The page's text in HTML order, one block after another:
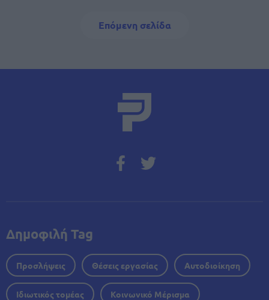
Next page
Επόμενη σελίδα
Δημοφιλή Tag
Προσλήψεις Θέσεις εργασίας Αυτοδιοίκηση
Ιδιωτικός τομέας Κοινωνικό Μέρισμα